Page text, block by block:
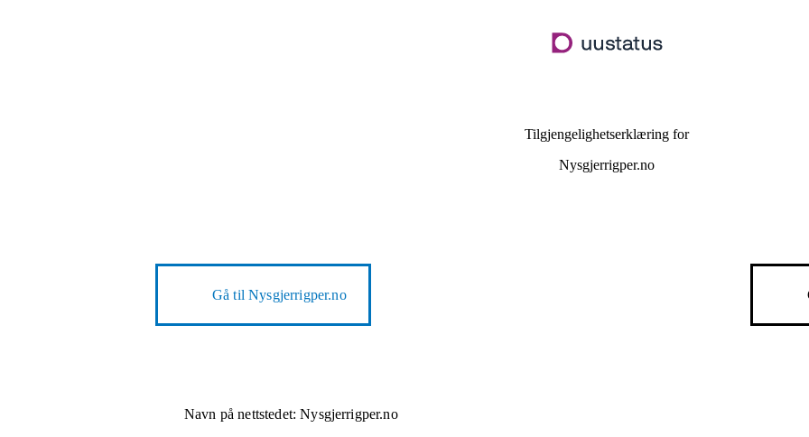
hovedinnhold
Tilgjengelighetserklæring for
Nysgjerrigper.no
Gå tilNysgjerrigper.no
Navn på nettstedet: Nysgjerrigper.no